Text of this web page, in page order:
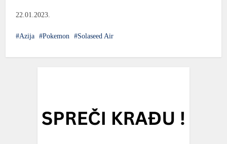
22.01.2023.
Azija Pokemon Solaseed Air